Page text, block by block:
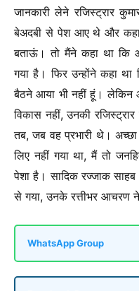
जानकारी लेने रजिस्ट्रार
बेअदबी से पेश आए थे और
बताऊं। तो मैंने कहा था कि
गया है। फिर उन्होंने कहा
बैठने आया भी नहीं हूं। लेकिन
विकास नहीं, उनकी
तब, जब वह प्रभारी थे।
लिए नहीं गया था, मैं तो
पेशा है। सादिक रज्जाक साहब
से गया, उनके रत्तीभर आचरण
WhatsApp Group